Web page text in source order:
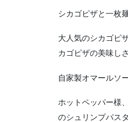
シカゴピザと一枚
大人気のシカゴピ
カゴピザの美味し
自家製オマールソ
ホットペッパー様
のシュリンプパス